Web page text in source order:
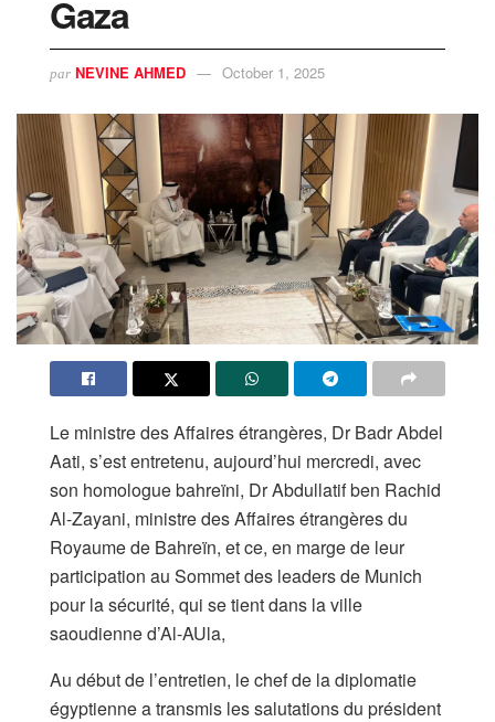
Gaza
par NEVINE AHMED October 1, 2025
Le ministre des Affaires étrangères, Dr Badr Abdel
Aati, s’est entretenu, aujourd’hui mercredi, avec
son homologue bahreïni, Dr Abdullatif ben Rachid
Al-Zayani, ministre des Affaires étrangères du
Royaume de Bahreïn, et ce, en marge de leur
participation au Sommet des leaders de Munich
pour la sécurité, qui se tient dans la ville
saoudienne d’Al-AUla,
Au début de l’entretien, le chef de la diplomatie
égyptienne a transmis les salutations du président